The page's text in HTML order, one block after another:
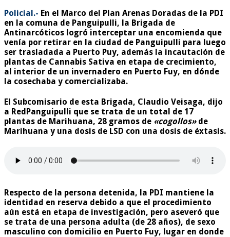
Policial.- En el Marco del Plan Arenas Doradas de la PDI
en la comuna de Panguipulli, la Brigada de
Antinarcóticos logró interceptar una encomienda que
venía por retirar en la ciudad de Panguipulli para luego
ser trasladada a Puerto Puy, además la incautación de
plantas de Cannabis Sativa en etapa de crecimiento,
al interior de un invernadero en Puerto Fuy, en dónde
la cosechaba y comercializaba.
El Subcomisario de esta Brigada, Claudio Veisaga, dijo
a RedPanguipulli que se trata de un total de 17
plantas de Marihuana, 28 gramos de «cogollos»de
Marihuana y una dosis de LSD con una dosis de éxtasis.
Respecto de la persona detenida, la PDI mantiene la
identidad en reserva debido a que el procedimiento
aún está en etapa de investigación, pero aseveró que
se trata de una persona adulta (de 28 años), de sexo
masculino con domicilio en Puerto Fuy, lugar en donde